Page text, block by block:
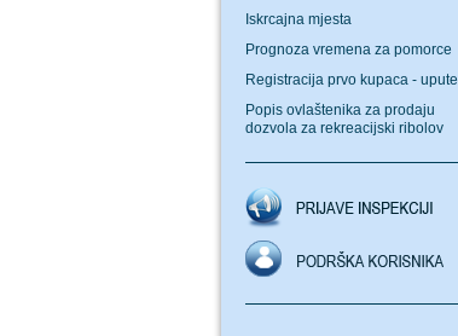
Iskrcajna mjesta
Prognoza vremena za pomorce
Registracija prvo kupaca - upute
Popis ovlaštenika za prodaju
dozvola za rekreacijski ribolov